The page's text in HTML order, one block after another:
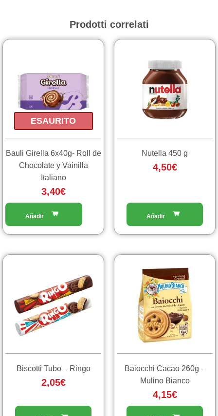
Prodotti correlati
ESAURITO
Bauli Girella 6x40g- Roll de
Chocolate y Vainilla
Italiano
3,40€
Nutella 450 g
4,50€
Biscotti Tubo – Ringo
2,05€
varianti.
opzioni
possono
nella
prodotto
Baiocchi Cacao 260g –
Mulino Bianco
4,15€